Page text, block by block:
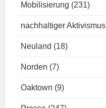
Mobilisierung (231)
nachhaltiger Aktivismus
Neuland (18)
Norden (7)
Oaktown (9)